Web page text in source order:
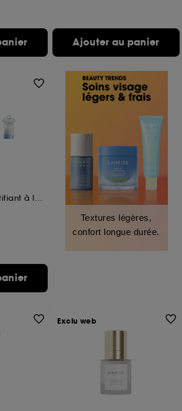
Ajouter au panier
Sérum Purifiant Matifiant à la Niacinamide & Acide Salicylique
Textures légères,
confort longue durée.
Exclu web